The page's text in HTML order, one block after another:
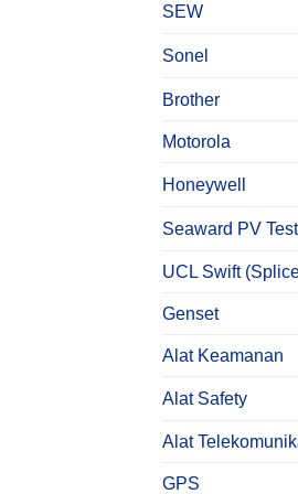
SEW
Sonel
Brother
Motorola
Honeywell
Seaward PV
UCL Swift
Genset
Alat Keamanan
Alat Safety
Alat
GPS